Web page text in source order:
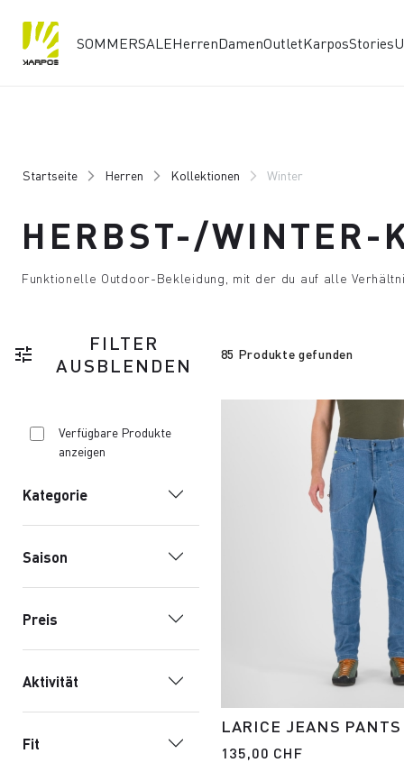
SOMMERSALEHerrenDamenOutletKarposStories
Startseite Herren Kollektionen Winter
HERBST-/WINTER-
Funktionelle Outdoor-Bekleidung, mit der du auf alle
tune
FILTER
AUSBLENDEN
85 Produkte gefunden
Verfügbare Produkte
anzeigen
Kategorie
Saison
Preis
Aktivität
Fit
LARICE JEANS PANTS
135,00 CHF